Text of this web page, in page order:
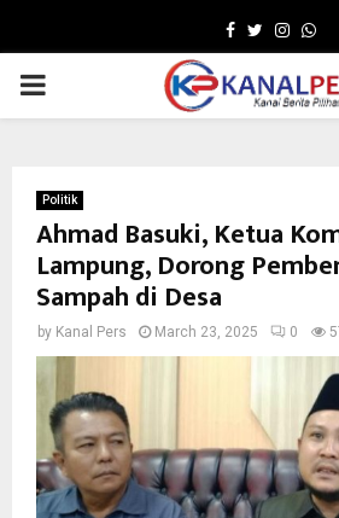
Facebook
Twitter
PRIMARY
Politik
Ahmad Basuki, Ketua
Lampung, Dorong
Sampah di Desa
by Kanal Pers March 23, 2025 0